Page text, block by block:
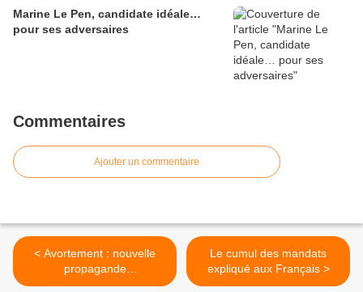
Marine Le Pen, candidate idéale…
pour ses adversaires
Commentaires
Ajouter un commentaire
< Avortement : nouvelle
propagande
gouvernementale
Le cumul des mandats
expliqué aux Français >